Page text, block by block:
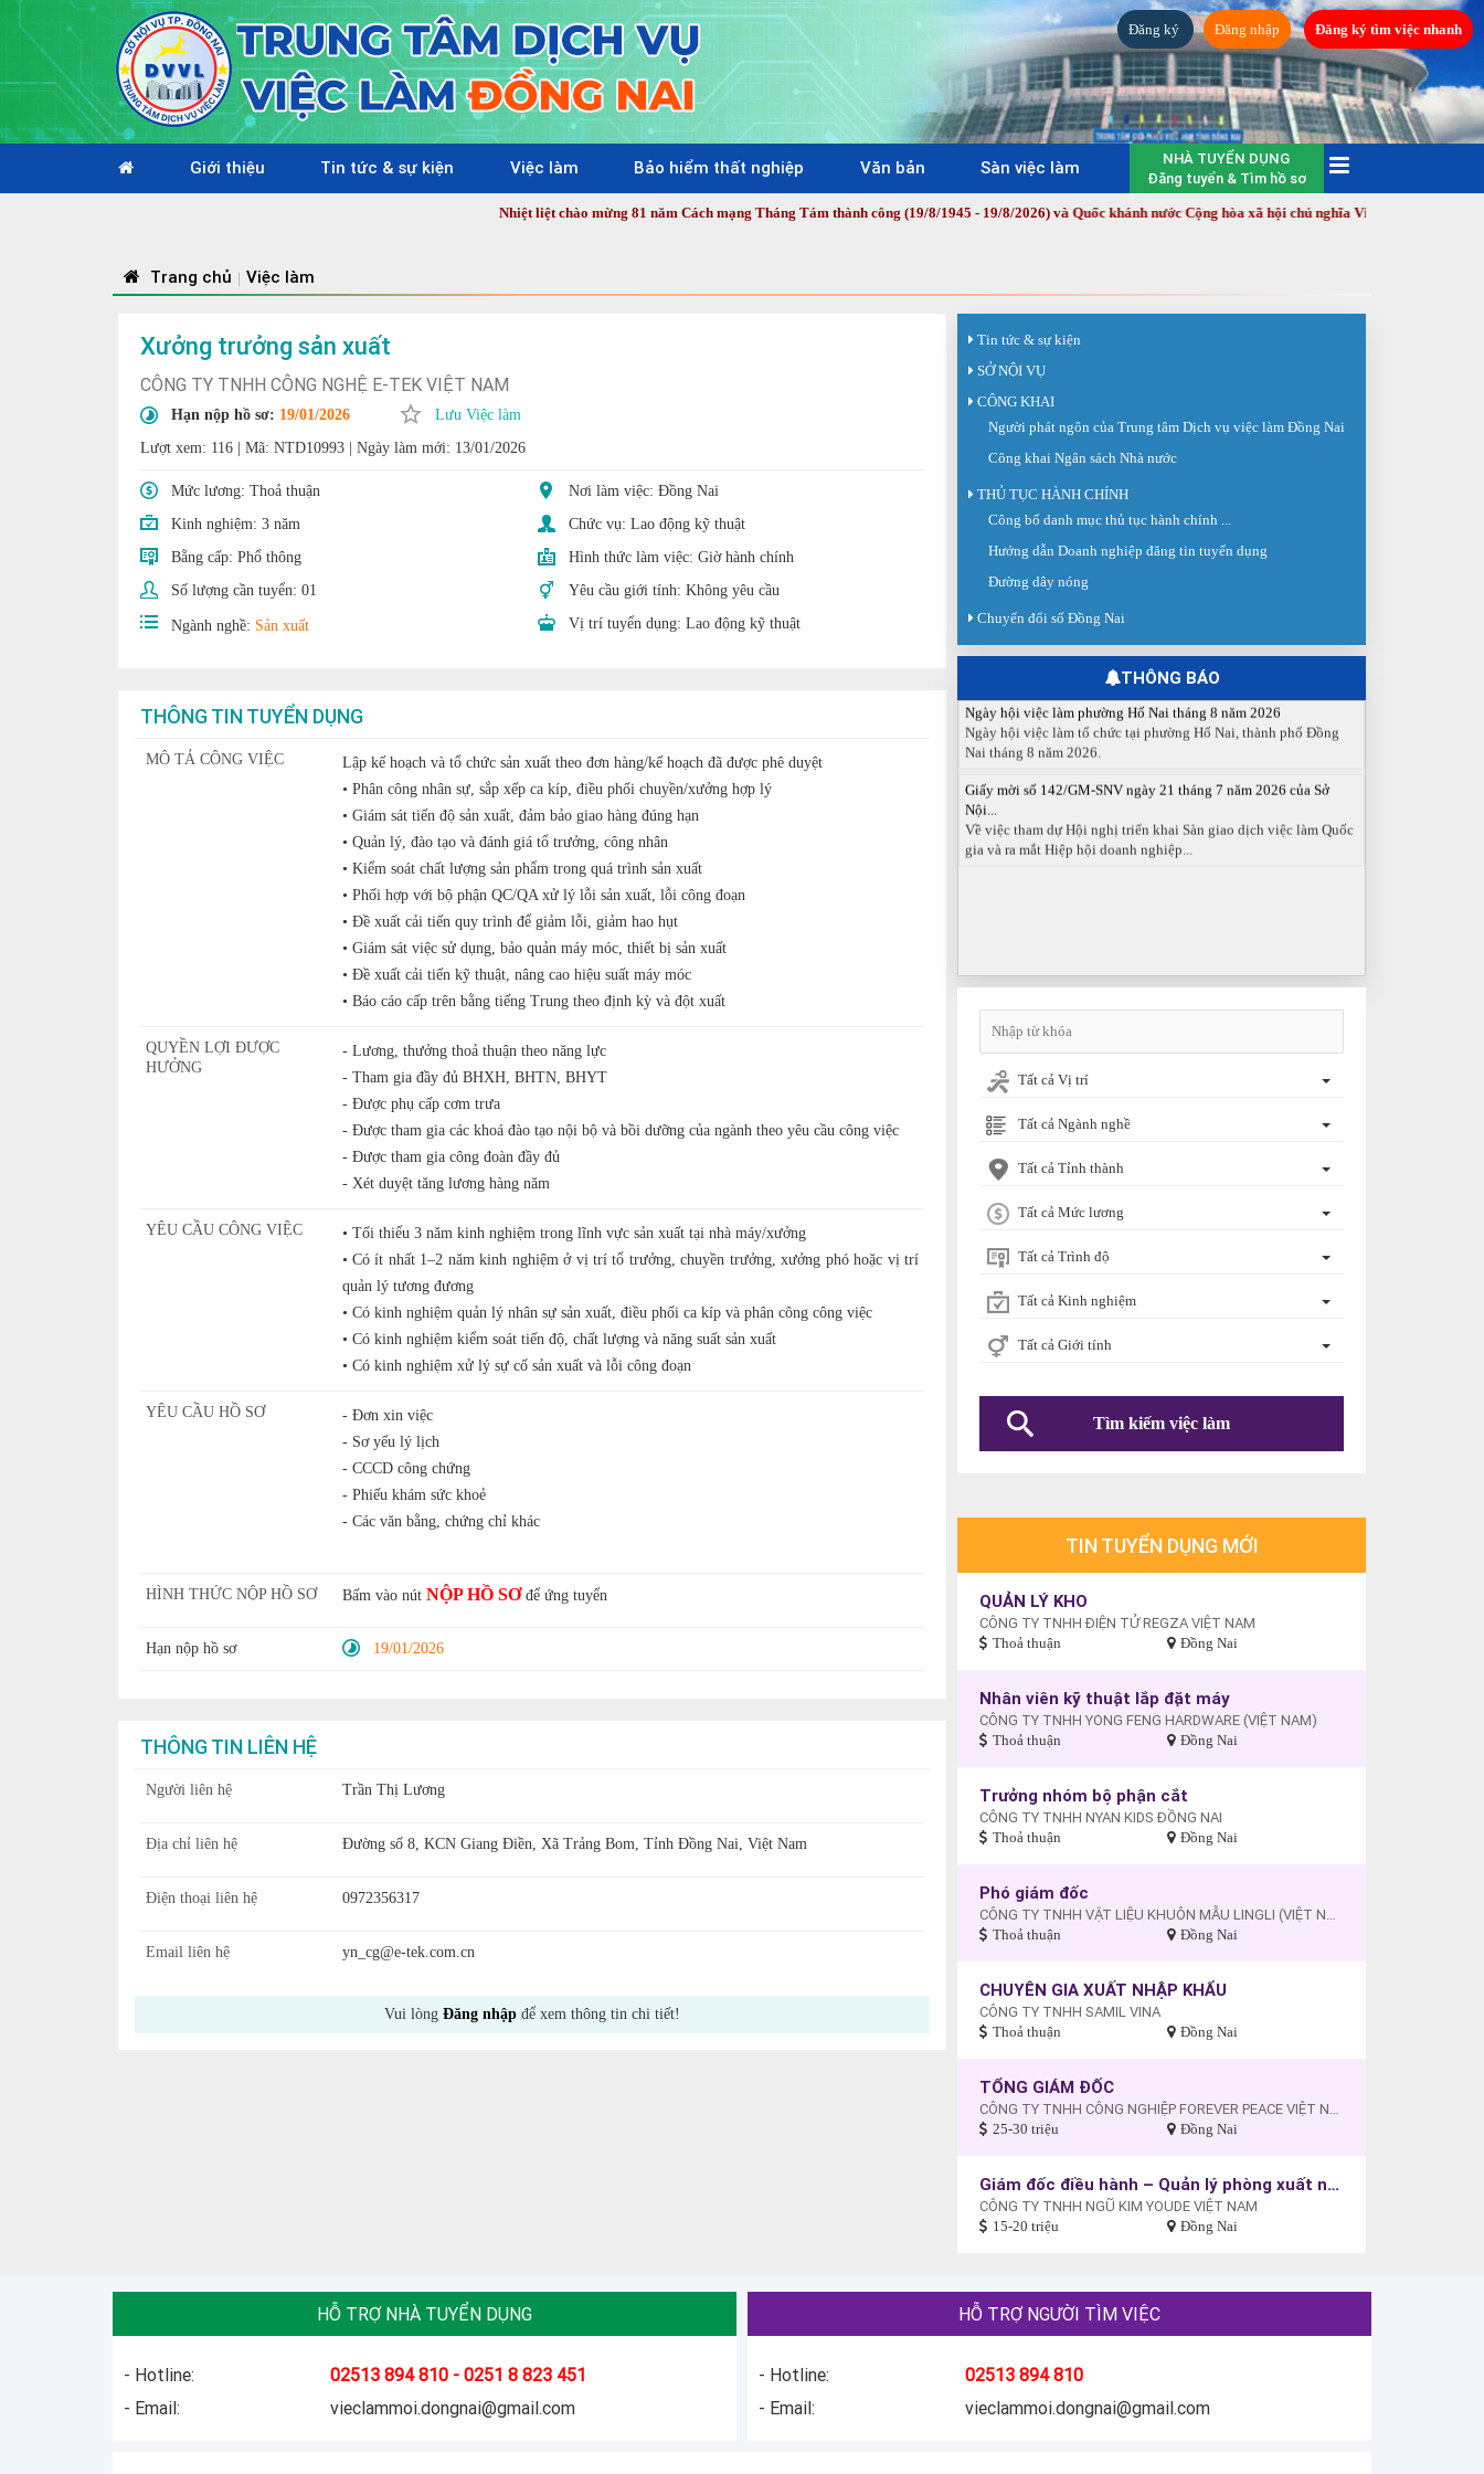
Đăng ký Đăng nhập Đăng ký tìm việc nhanh
Giới thiệu Tin tức & sự kiện Việc làm Bảo hiểm thất nghiệp Văn bản Sàn việc làm
NHÀ TUYỂN DỤNG
Đăng tuyển & Tìm hồ sơ
Nhiệt liệt chào mừng 81 năm Cách mạng Tháng Tám thành công (19/8/1945 - 19/8/2026) và Quốc khánh nước Cộng hòa xã hội chủ nghĩa Việt Nam (2/9/1945 - 2/9/
Trang chủ | Việc làm
Xưởng trưởng sản xuất
CÔNG TY TNHH CÔNG NGHỆ E-TEK VIỆT NAM
Hạn nộp hồ sơ: 19/01/2026
Lưu Việc làm
Lượt xem: 116
Mã: NTD10993 Ngày làm mới: 13/01/2026
Mức lương: Thoả thuận
Nơi làm việc: Đồng Nai
Kinh nghiệm: 3 năm Chức vụ: Lao động kỹ thuật
Bằng cấp: Phổ thông Hình thức làm việc: Giờ hành chính
Số lượng cần tuyển: 01 Yêu cầu giới tính: Không yêu cầu
Ngành nghề: Sản xuất Vị trí tuyển dụng: Lao động kỹ thuật
THÔNG TIN TUYỂN DỤNG
MÔ TẢ CÔNG VIỆC
Lập kế hoạch và tổ chức sản xuất theo đơn hàng/kế hoạch đã được phê duyệt
• Phân công nhân sự, sắp xếp ca kíp, điều phối chuyền/xưởng hợp lý
• Giám sát tiến độ sản xuất, đảm bảo giao hàng đúng hạn
• Quản lý, đào tạo và đánh giá tổ trưởng, công nhân
• Kiểm soát chất lượng sản phẩm trong quá trình sản xuất
• Phối hợp với bộ phận QC/QA xử lý lỗi sản xuất, lỗi công đoạn
• Đề xuất cải tiến quy trình để giảm lỗi, giảm hao hụt
• Giám sát việc sử dụng, bảo quản máy móc, thiết bị sản xuất
• Đề xuất cải tiến kỹ thuật, nâng cao hiệu suất máy móc
• Báo cáo cấp trên bằng tiếng Trung theo định kỳ và đột xuất
QUYỀN LỢI ĐƯỢC
HƯỞNG
- Lương, thưởng thoả thuận theo năng lực
- Tham gia đầy đủ BHXH, BHTN, BHYT
- Được phụ cấp cơm trưa
- Được tham gia các khoá đào tạo nội bộ và bồi dưỡng của ngành theo yêu cầu công việc
- Được tham gia công đoàn đầy đủ
- Xét duyệt tăng lương hàng năm
YÊU CẦU CÔNG VIỆC
• Tối thiểu 3 năm kinh nghiệm trong lĩnh vực sản xuất tại nhà máy/xưởng
• Có ít nhất 1–2 năm kinh nghiệm ở vị trí tổ trưởng, chuyền trưởng, xưởng phó hoặc vị trí
quản lý tương đương
• Có kinh nghiệm quản lý nhân sự sản xuất, điều phối ca kíp và phân công công việc
• Có kinh nghiệm kiểm soát tiến độ, chất lượng và năng suất sản xuất
• Có kinh nghiệm xử lý sự cố sản xuất và lỗi công đoạn
YÊU CẦU HỒ SƠ
- Đơn xin việc
- Sơ yếu lý lịch
- CCCD công chứng
- Phiếu khám sức khoẻ
- Các văn bằng, chứng chỉ khác
HÌNH THỨC NỘP HỒ SƠ Bấm vào nút NỘP HỒ SƠđể ứng tuyển
Hạn nộp hồ sơ 19/01/2026
THÔNG TIN LIÊN HỆ
Người liên hệ Trần Thị Lương
Địa chỉ liên hệ Đường số 8, KCN Giang Điền, Xã Trảng Bom, Tỉnh Đồng Nai, Việt Nam
Điện thoại liên hệ 0972356317
Email liên hệ yn_cg@e-tek.com.cn
Vui lòng Đăng nhập để xem thông tin chi tiết!
Tin tức & sự kiện
SỞ NỘI VỤ
CÔNG KHAI
Người phát ngôn của Trung tâm Dịch vụ việc làm Đồng Nai
Công khai Ngân sách Nhà nước
THỦ TỤC HÀNH CHÍNH
Công bố danh mục thủ tục hành chính ...
Hướng dẫn Doanh nghiệp đăng tin tuyển dụng
Đường dây nóng
Chuyển đổi số Đồng Nai
THÔNG BÁO
Sàn giao dịch việc làm lần thứ 08 năm 2026: Hơn 4.300 cơ hội...
chức Sàn giao dịch việc làm lần thứ 08...
Báo cáo số 141/BC-TTDVVL của Trung tâm Dịch vụ việc làm
Đồng...
ngày 03 tháng 08 năm 2026.
Ngày hội việc làm phường Hố Nai tháng 8 năm 2026
Ngày hội việc làm tổ chức tại phường Hố Nai, thành phố Đồng
Nai tháng 8 năm 2026.
Nội...
Về việc tham dự Hội nghị triển khai Sàn giao dịch việc làm Quốc
gia và ra mắt Hiệp hội doanh nghiệp...
Tất cả Vị trí
Tất cả Ngành nghề
Tất cả Tỉnh thành
Tất cả Mức lương
Tất cả Trình độ
Tất cả Kinh nghiệm
Tất cả Giới tính
TIN TUYỂN DỤNG MỚI
QUẢN LÝ KHO
CÔNG TY TNHH ĐIỆN TỬ REGZA VIỆT NAM
Thoả thuận Đồng Nai
Nhân viên kỹ thuật lắp đặt máy
CÔNG TY TNHH YONG FENG HARDWARE (VIỆT NAM)
Thoả thuận Đồng Nai
Trưởng nhóm bộ phận cắt
CÔNG TY TNHH NYAN KIDS ĐỒNG NAI
Thoả thuận Đồng Nai
Phó giám đốc
CÔNG TY TNHH VẬT LIỆU KHUÔN MẪU LINGLI (VIỆT NAM)
Thoả thuận Đồng Nai
CHUYÊN GIA XUẤT NHẬP KHẨU
CÔNG TY TNHH SAMIL VINA
Thoả thuận Đồng Nai
TỔNG GIÁM ĐỐC
CÔNG TY TNHH CÔNG NGHIỆP FOREVER PEACE VIỆT NAM
25-30 triệu Đồng Nai
Giám đốc điều hành – Quản lý phòng xuất nhập khẩu
CÔNG TY TNHH NGŨ KIM YOUDE VIỆT NAM
15-20 triệu Đồng Nai
HỖ TRỢ NHÀ TUYỂN DỤNG
- Hotline:
02513 894 810 - 0251 8 823 451
- Email:
vieclammoi.dongnai@gmail.com
HỖ TRỢ NGƯỜI TÌM VIỆC
- Hotline:
02513 894 810
- Email:
vieclammoi.dongnai@gmail.com